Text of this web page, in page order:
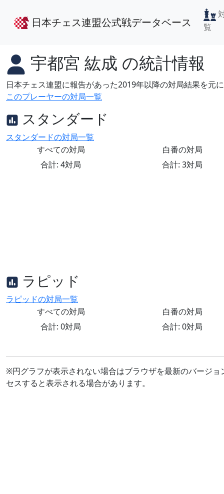
日本チェス連盟公式戦データベース
覧
宇都宮 紘成 の統計情報
日本チェス連盟に報告があった2019年以降の対局結果を元
このプレーヤーの対局一覧
スタンダード
スタンダードの対局一覧
すべての対局
合計: 4対局
白番の対局
合計: 3対局
ラピッド
ラピッドの対局一覧
すべての対局
合計: 0対局
白番の対局
合計: 0対局
※円グラフが表示されない場合はブラウザを最新のバージ
セスすると表示される場合があります。